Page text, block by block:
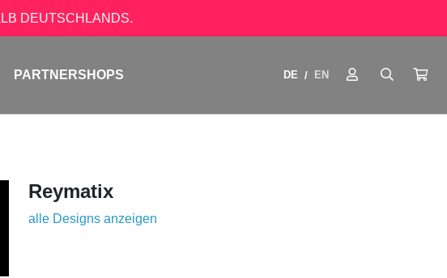
DEUTSCHLANDS.
PARTNERSHOPS DE / EN
Reymatix
alle Designs anzeigen